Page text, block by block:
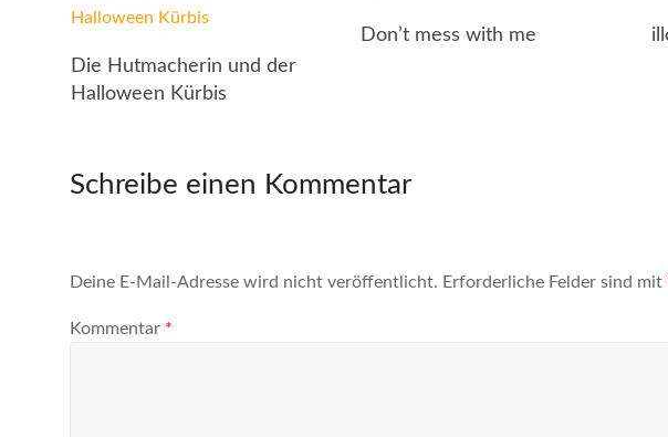
Die Hutmacherin und der
Halloween Kürbis
Don’t mess with me
Schreibe einen Kommentar
Deine E-Mail-Adresse wird nicht veröffentlicht. Erforderliche Felder sind mit
Kommentar *